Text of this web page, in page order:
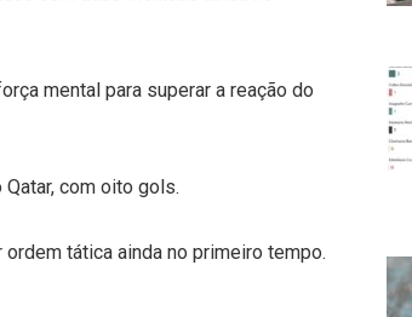
mental para superar a reação do
com oito gols.
tática ainda no primeiro tempo.